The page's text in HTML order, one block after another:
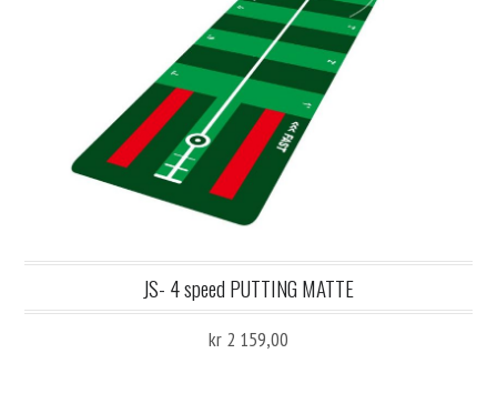
JS- 4 speed PUTTING MATTE
kr 2 159,00